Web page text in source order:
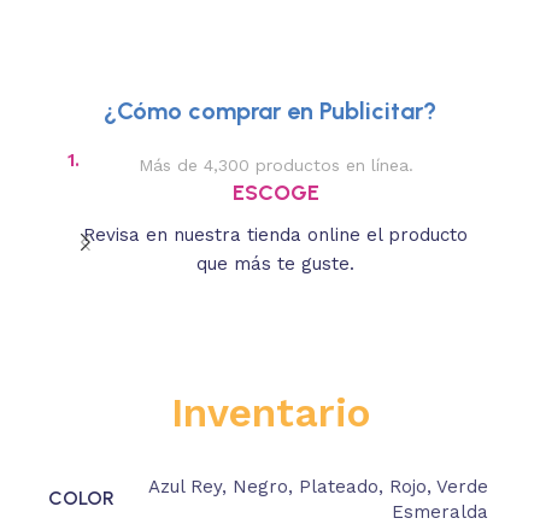
¿Cómo comprar en Publicitar?
1. Más de 4,300 productos en línea.
ESCOGE
Revisa en nuestra tienda online el producto
que más te guste.
Inventario
COLOR
Azul Rey, Negro, Plateado, Rojo,Verde
Esmeralda